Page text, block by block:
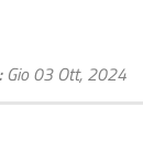
Gio 03 Ott, 2024